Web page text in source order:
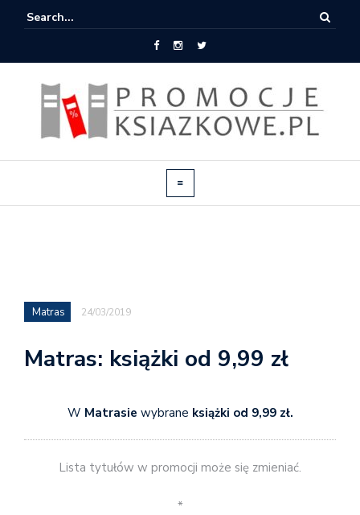
Matras 24/03/2019
Matras: książki od 9,99 zł
W Matrasie wybrane książki od 9,99 zł.
Lista tytułów w promocji może się zmieniać.
*